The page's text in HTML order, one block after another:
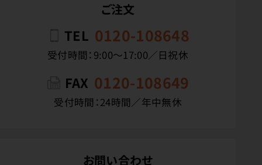
ご注文
TEL 0120-108648
受付時間：9:00〜17:00／日祝休
FAX 0120-108649
受付時間：24時間／年中無休
お問い合わせ